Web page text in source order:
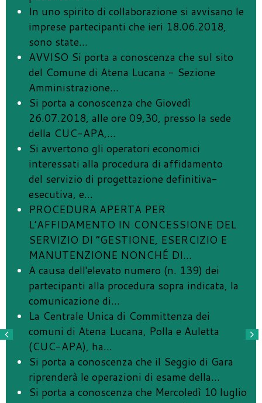
In uno spirito di collaborazione si avvisano le
imprese partecipanti che ieri 18.06.2018,
sono state…
AVVISO Si porta a conoscenza che sul sito
del Comune di Atena Lucana - Sezione
Amministrazione…
Si porta a conoscenza che Giovedì
26.07.2018, alle ore 09,30, presso la sede
della CUC-APA,…
Si avvertono gli operatori economici
interessati alla procedura di affidamento
del servizio di progettazione definitiva-
esecutiva, e…
PROCEDURA APERTA PER
L’AFFIDAMENTO IN CONCESSIONE DEL
SERVIZIO DI “GESTIONE, ESERCIZIO E
MANUTENZIONE NONCHÉ DI…
A causa dell'elevato numero (n. 139) dei
partecipanti alla procedura sopra indicata, la
comunicazione di…
La Centrale Unica di Committenza dei
comuni di Atena Lucana, Polla e Auletta
(CUC-APA), ha…
Si porta a conoscenza che il Seggio di Gara
riprenderà le operazioni di esame della…
Si porta a conoscenza che Mercoledì 10 luglio